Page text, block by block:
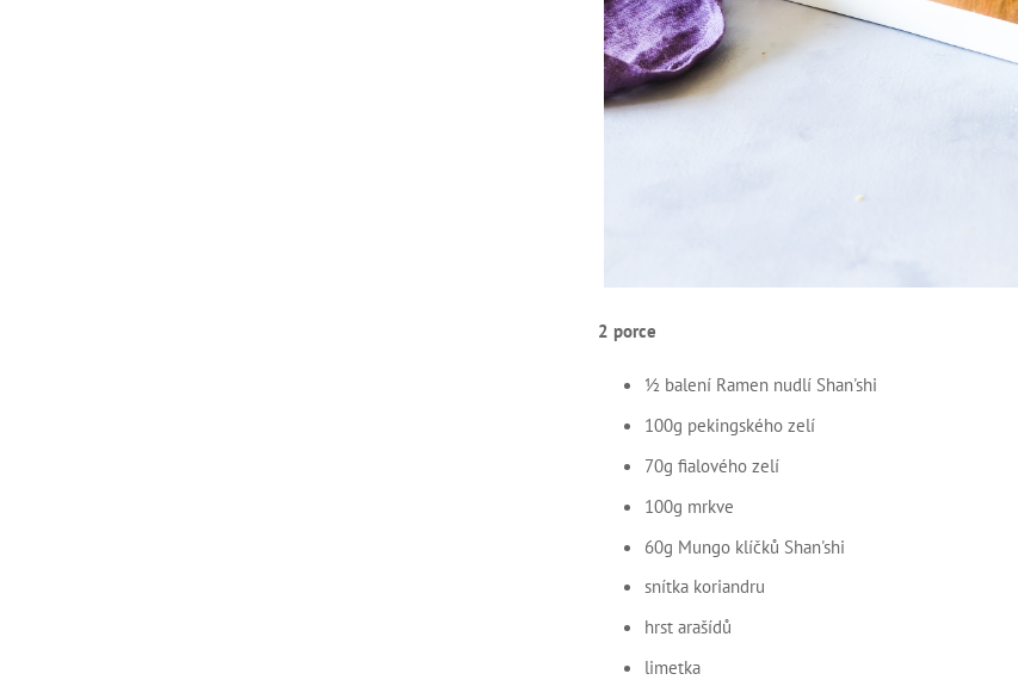
2 porce
½ balení Ramen nudlí Shan'shi
100g pekingského zelí
70g fialového zelí
100g mrkve
60g Mungo klíčků Shan'shi
snítka koriandru
hrst arašídů
limetka